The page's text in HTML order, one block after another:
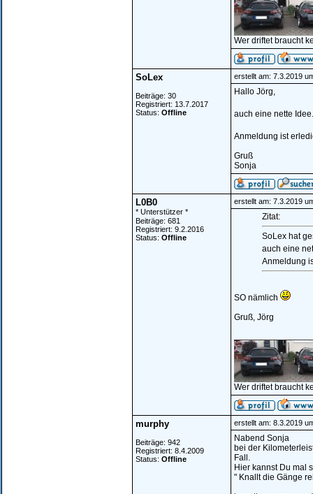
Wer driftet braucht
SoLex
Beiträge: 30
Registriert: 13.7.2017
Status: Offline
erstellt am: 7.3.2019
Hallo Jörg,
auch eine nette
Anmeldung ist
Gruß
Sonja
L0B0
* Unterstützer *
Beiträge: 681
Registriert: 9.2.2016
Status: Offline
erstellt am: 7.3.2019
Zitat:
SoLex hat
auch eine
Anmeldung
SO nämlich
Gruß, Jörg
Wer driftet braucht
murphy
Beiträge: 942
Registriert: 8.4.2009
Status: Offline
erstellt am: 8.3.2019
Nabend Sonja
bei der
Fall.
Hier kannst Du mal
" Knallt die Gänge